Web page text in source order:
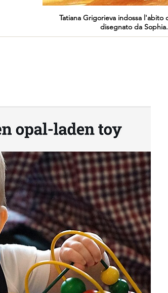
Tatiana Grigorieva indossa l'abito
disegnato da Sophia.